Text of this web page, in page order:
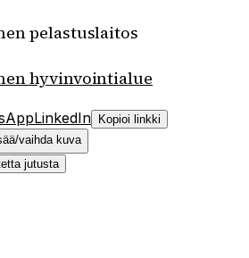
pelastuslaitos
hyvinvointialue
LinkedIn
Kopioi linkki
vaihda kuva
jutusta